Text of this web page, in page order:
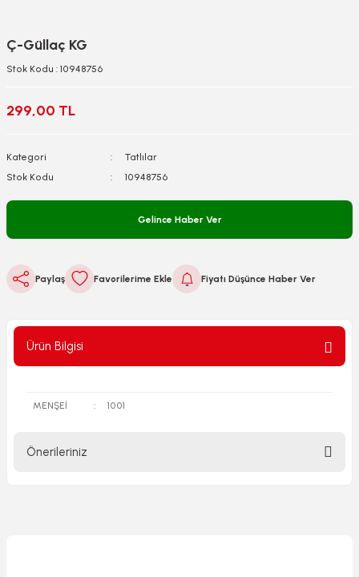
Ç-Güllaç KG
Stok Kodu : 10948756
299,00 TL
Kategori
Tatlılar
Stok Kodu
10948756
Gelince Haber Ver
Paylaş Fiyatı Düşünce Haber Ver
Ürün Bilgisi
MENŞEİ : 1001
Önerileriniz